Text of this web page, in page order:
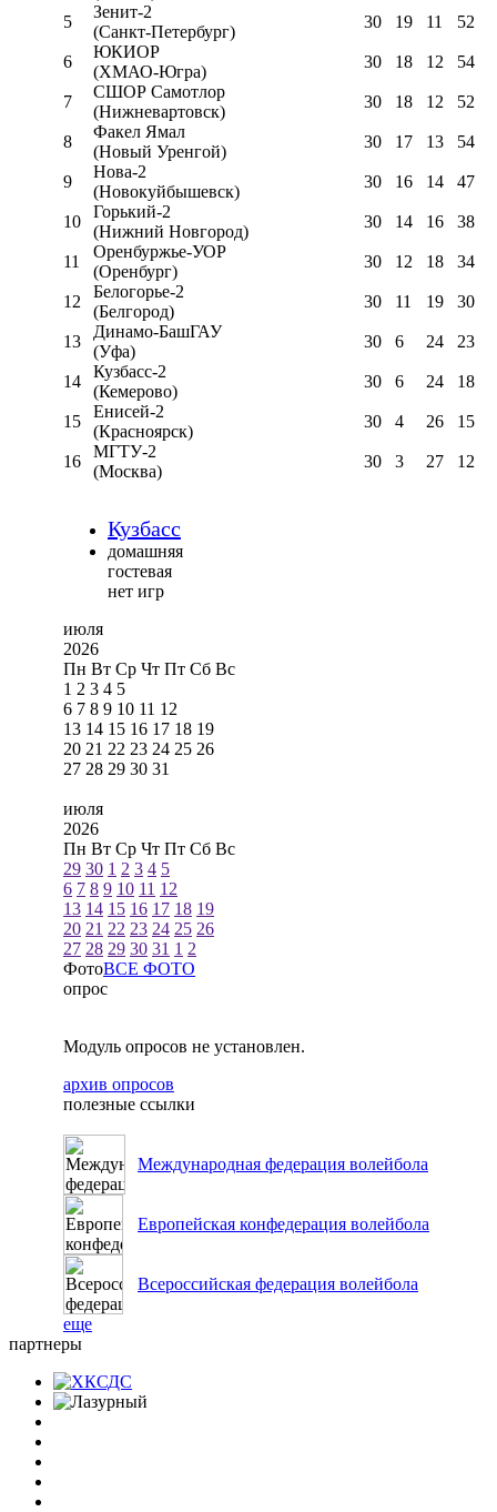
5
Зенит-2
(Санкт-Петербург)
30 19 11 52
6
ЮКИОР
(ХМАО-Югра)
30 18 12 54
7
СШОР Самотлор
(Нижневартовск)
30 18 12 52
8
Факел Ямал
(Новый Уренгой)
30 17 13 54
9
Нова-2
(Новокуйбышевск)
30 16 14 47
10
Горький-2
(Нижний Новгород)
30 14 16 38
11
Оренбуржье-УОР
(Оренбург)
30 12 18 34
12
Белогорье-2
(Белгород)
30 11 19 30
13
Динамо-БашГАУ
(Уфа)
30 6 24 23
14
Кузбасс-2
(Кемерово)
30 6 24 18
15
Енисей-2
(Красноярск)
30 4 26 15
16
МГТУ-2
(Москва)
30 3 27 12
Кузбасс
домашняя
гостевая
нет игр
июля
2026
Пн Вт Ср Чт Пт Сб Вс
1 2 3 4 5
6 7 8 9 10 11 12
13 14 15 16 17 18 19
20 21 22 23 24 25 26
27 28 29 30 31
июля
2026
Пн Вт Ср Чт Пт Сб Вс
29 30 1 2 3 4 5
6 7 8 9 10 11 12
13 14 15 16 17 18 19
20 21 22 23 24 25 26
27 28 29 30 31 1 2
ФотоВСЕ ФОТО
опрос
Модуль опросов не установлен.
архив опросов
полезные ссылки
Международная федерация волейбола
Европейская конфедерация волейбола
Всероссийская федерация волейбола
еще
партнеры